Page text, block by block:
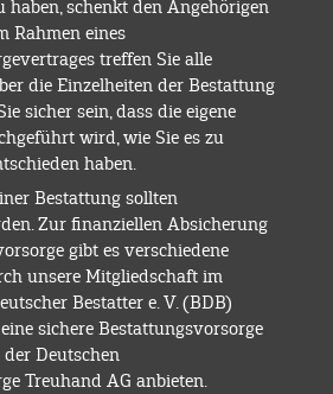
schenkt den Angehörigen
Rahmen eines
treffen Sie alle
die Einzelheiten der Bestattung
sicher sein, dass die eigene
wird, wie Sie es zu
haben.
Bestattung sollten
Zur finanziellen Absicherung
gibt es verschiedene
unsere Mitgliedschaft im
Bestatter e. V. (BDB)
sichere Bestattungsvorsorge
Deutschen
Treuhand AG anbieten.